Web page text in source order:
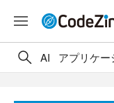
AI アプリケ